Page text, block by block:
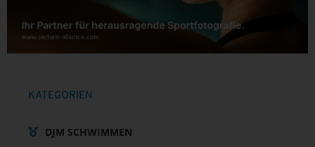
KATEGORIEN
DJM SCHWIMMEN